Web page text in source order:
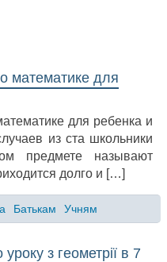
математике для
для ребенка и
из ста школьники
предмете называют
долго и […]
Батькам Учням
з геометрії в 7